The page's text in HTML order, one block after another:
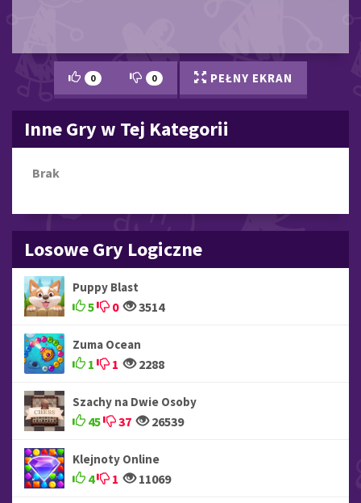
0 0 PEŁNY EKRAN
Inne Gry w Tej Kategorii
Brak
Losowe Gry Logiczne
Puppy Blast
5 0 3514
Zuma Ocean
1 1 2288
Szachy na Dwie Osoby
45 37 26539
Klejnoty Online
4 1 11069